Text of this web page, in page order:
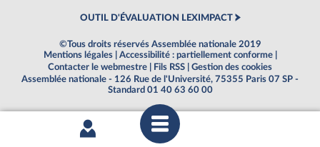
OUTIL D'ÉVALUATION LEXIMPACT
©Tous droits réservés Assemblée nationale 2019
Mentions légales
Accessibilité : partiellement conforme
Contacter le webmestre
Fils RSS
Gestion des cookies
Assemblée nationale - 126 Rue de l'Université, 75355 Paris 07 SP -
Standard 01 40 63 60 00